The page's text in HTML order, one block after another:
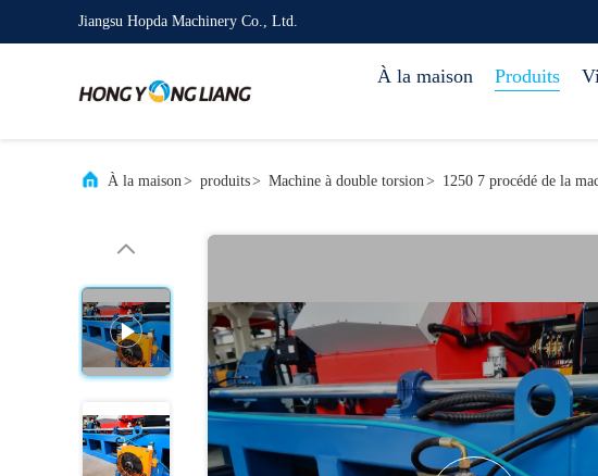
Jiangsu Hopda Machinery Co., Ltd.
À la maison Produits
À la maison> produits> Machine à double torsion> 1250 7 procédé de la